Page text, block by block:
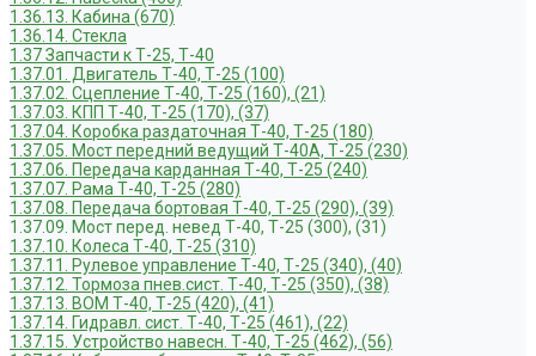
1.36.13. Кабина (670)
1.36.14. Стекла
1.37 Запчасти к Т-25, Т-40
1.37.01. Двигатель Т-40, Т-25 (100)
1.37.02. Сцепление Т-40, Т-25 (160), (21)
1.37.03. КПП Т-40, Т-25 (170), (37)
1.37.04. Коробка раздаточная Т-40, Т-25 (180)
1.37.05. Мост передний ведущий Т-40А, Т-25 (230)
1.37.06. Передача карданная Т-40, Т-25 (240)
1.37.07. Рама Т-40, Т-25 (280)
1.37.08. Передача бортовая Т-40, Т-25 (290), (39)
1.37.09. Мост перед. невед Т-40, Т-25 (300), (31)
1.37.10. Колеса Т-40, Т-25 (310)
1.37.11. Рулевое управление Т-40, Т-25 (340), (40)
1.37.12. Тормоза пнев.сист. Т-40, Т-25 (350), (38)
1.37.13. ВОМ Т-40, Т-25 (420), (41)
1.37.14. Гидравл. сист. Т-40, Т-25 (461), (22)
1.37.15. Устройство навесн. Т-40, Т-25 (462), (56)